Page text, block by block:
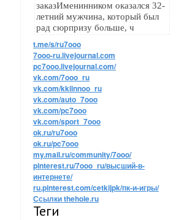
заказИменинником оказался 32-
летний мужчина, который был
рад сюрпризу больше, ч
t.me/s/ru7ooo
7ooo-ru.livejournal.com
pc7ooo.livejournal.com/
vk.com/7ooo_ru
vk.com/kkiinnoo_ru
vk.com/auto_7ooo
vk.com/pc7ooo
vk.com/sport_7ooo
ok.ru/ru7ooo
ok.ru/pc7ooo
my.mail.ru/community/7ooo/
pinterest.ru/7ooo_ru/высший-в-
интернете/
ru.pinterest.com/cetkijpk/пк-и-игры/
Ссылки thehole.ru
Теги